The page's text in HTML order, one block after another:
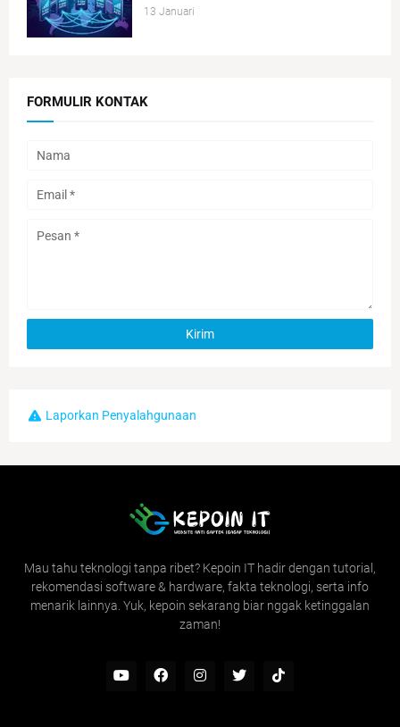
13 Januari
FORMULIR KONTAK
Laporkan Penyalahgunaan
Mau tahu teknologi tanpa ribet? Kepoin IT hadir dengan tutorial,
rekomendasi software & hardware, fakta teknologi, serta info
menarik lainnya. Yuk, kepoin sekarang biar nggak ketinggalan
zaman!